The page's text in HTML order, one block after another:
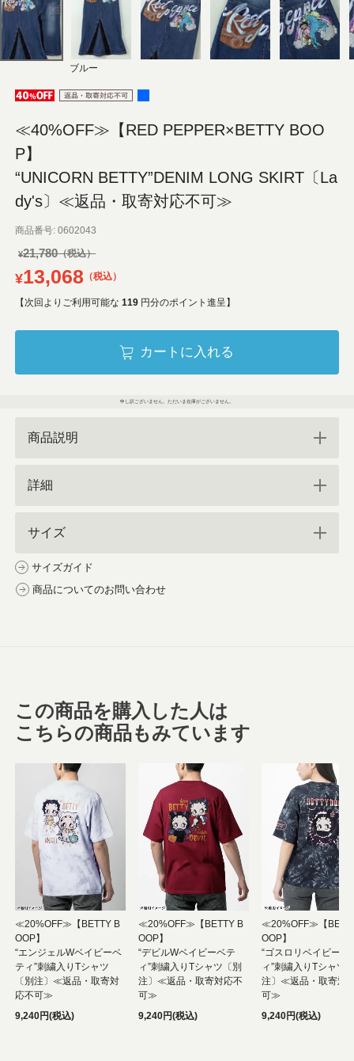
ブルー
≪40%OFF≫【RED PEPPER×BETTY BOO
P】
“UNICORN BETTY”DENIM LONG SKIRT〔La
dy's〕≪返品・取寄対応不可≫
商品番号 0602043
¥21,780
¥13,068 税込
【次回よりご利用可能な 119 円分のポイント進呈】
カートに入れる
申し訳ございません。ただいま在庫がございません。
商品説明
詳細
サイズ
サイズガイド
商品についてのお問い合わせ
この商品を購入した人は
こちらの商品もみています
≪20%OFF≫【BETTY B
OOP】
“エンジェルWベイビーベ
ティ”刺繍入りTシャツ
〔別注〕≪返品・取寄対
応不可≫
9,240円(税込)
≪20%OFF≫【BETTY B
OOP】
“デビルWベイビーベテ
ィ”刺繍入りTシャツ〔別
注〕≪返品・取寄対応不
可≫
9,240円(税込)
≪20%OFF≫【
OOP】
“ゴスロリベイビーベ
ィ”刺繍入りTシャツ
注〕≪返品・取寄対
可≫
9,240円(税込)